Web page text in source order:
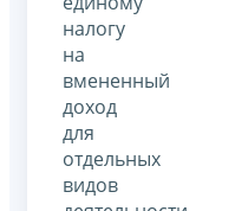
налогу
на
вмененный
доход
для
отдельных
видов